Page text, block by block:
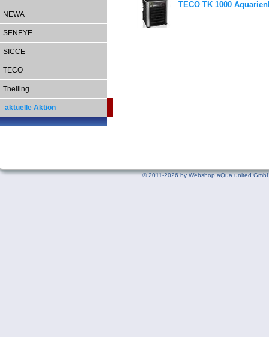
NEWA
SENEYE
SICCE
TECO
Theiling
aktuelle Aktion
TECO TK 1000
©2011-2026 by Webshop aQua united